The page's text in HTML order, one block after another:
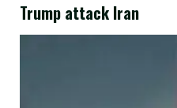
Trump attack Iran